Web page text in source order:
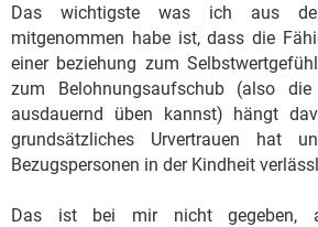
Das wichtigste was ich aus
mitgenommen habe ist, dass die
einer beziehung zum
zum Belohnungsaufschub (also
ausdauernd üben kannst) hängt
grundsätzliches Urvertrauen hat
Bezugspersonen in der Kindheit
Das ist bei mir nicht gegeben,